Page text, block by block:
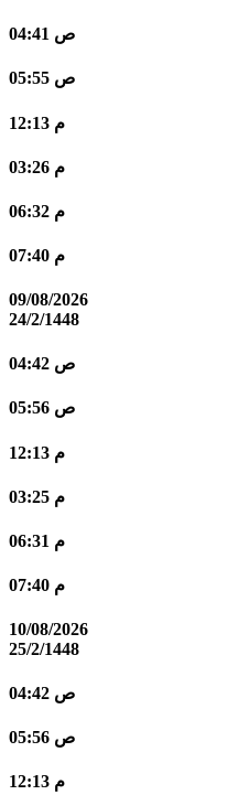
04:41 ص
05:55 ص
12:13 م
03:26 م
06:32 م
07:40 م
09/08/2026
24/2/1448
04:42 ص
05:56 ص
12:13 م
03:25 م
06:31 م
07:40 م
10/08/2026
25/2/1448
04:42 ص
05:56 ص
12:13 م